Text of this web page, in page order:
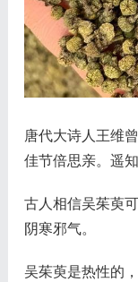
唐代大诗人王维
佳节倍思亲。遥
古人相信吴茱萸
阴寒邪气。
吴茱萸是热性的